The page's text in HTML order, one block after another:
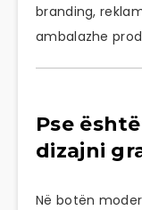
branding,
ambalazhe
Pse
dizajni
Në botën